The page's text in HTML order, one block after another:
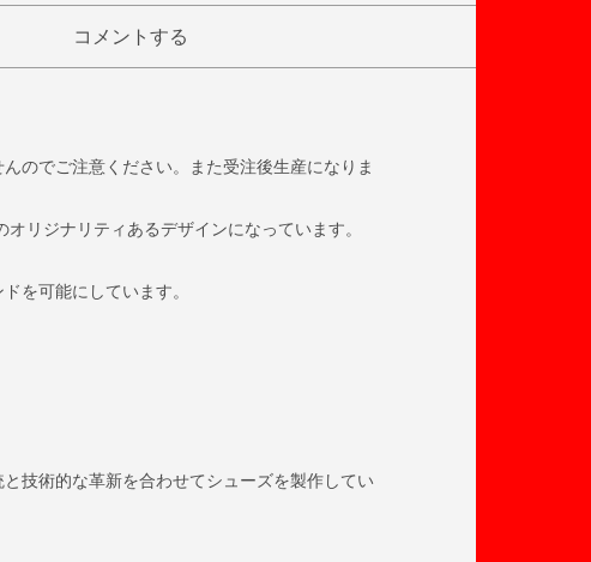
コメントする
のでご注意ください。また受注後生産になりま
リジナリティあるデザインになっています。
を可能にしています。
技術的な革新を合わせてシューズを製作してい